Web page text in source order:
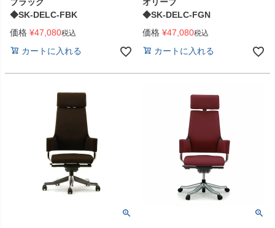
ブラック
◆SK-DELC-FBK
価格 ¥47,080税込
カートに入れる
オリーブ
◆SK-DELC-FGN
価格 ¥47,080税込
カートに入れる